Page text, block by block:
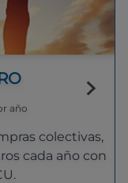
año
colectivas,
cada año con